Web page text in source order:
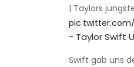
| Taylors
pic.twitter.com/
- Taylor Swift
Swift gab uns